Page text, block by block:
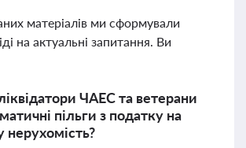
матеріалів ми сформували
на актуальні запитання. Ви
ЧАЕС та ветерани
пільги з податку на